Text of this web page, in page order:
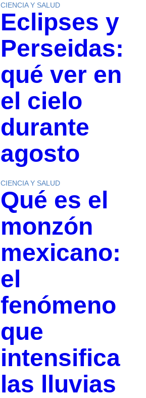
CIENCIA Y SALUD
Eclipses y
Perseidas:
qué ver en
el cielo
durante
agosto
CIENCIA Y SALUD
Qué es el
monzón
mexicano:
el
fenómeno
que
intensifica
las lluvias